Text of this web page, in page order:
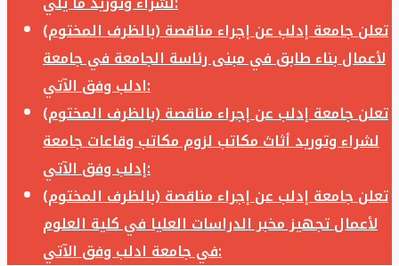
تعلن جامعة إدلب عن إجراء مناقصة (بالظرف المختوم)
لأعمال بناء طابق في مبنى رئاسة الجامعة في جامعة
ادلب وفق الآتي:
تعلن جامعة إدلب عن إجراء مناقصة (بالظرف المختوم)
لشراء وتوريد أثاث مكاتب لزوم مكاتب وقاعات جامعة
إدلب وفق الآتي:
تعلن جامعة إدلب عن إجراء مناقصة (بالظرف المختوم)
لأعمال تجهيز مخبر الدراسات العليا في كلية العلوم
في جامعة ادلب وفق الآتي: